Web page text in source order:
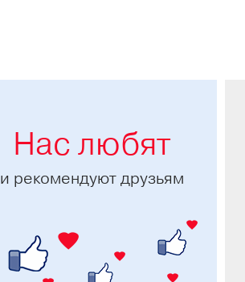
Нас любят
и рекомендуют друзьям